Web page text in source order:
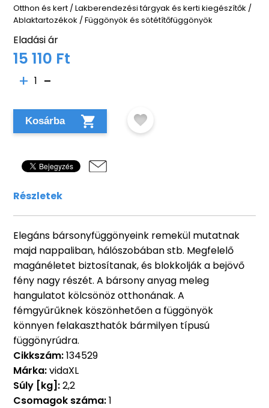
Otthon és kert /Lakberendezési tárgyak és kerti kiegészítők /
Ablaktartozékok /Függönyök és sötétítőfüggönyök
Eladási ár
15 110 Ft
1
Kosárba
Részletek
Elegáns bársonyfüggönyeink remekül mutatnak
majd nappaliban, hálószobában stb. Megfelelő
magánéletet biztosítanak, és blokkolják a bejövő
fény nagy részét. A bársony anyag meleg
hangulatot kölcsönöz otthonának. A
fémgyűrűknek köszönhetően a függönyök
könnyen felakaszthatók bármilyen típusú
függönyrúdra.
Cikkszám:134529
Márka:vidaXL
Súly [kg]:2,2
Csomagok száma:1